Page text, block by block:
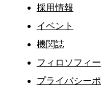
採用情報
イベント
機関誌
フィロソフィー
プライバシー